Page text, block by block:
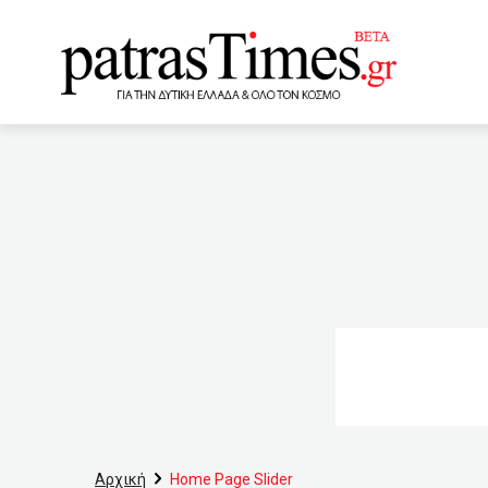
Αρχική Home Page Slider